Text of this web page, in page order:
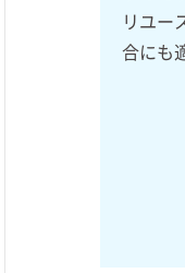
リユー
合にも